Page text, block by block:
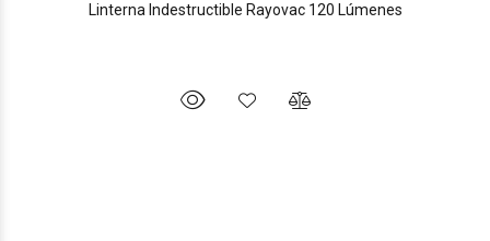
Linterna Indestructible Rayovac 120 Lúmenes